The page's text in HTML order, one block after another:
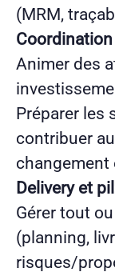
(MRM,
Animer des
Préparer les
contribuer
changement
Delivery et
Gérer tout
(planning,
risques/